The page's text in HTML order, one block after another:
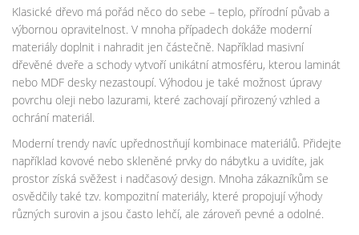
Klasické dřevo má pořád něco do sebe – teplo, přírodní půvab a
výbornou opravitelnost. V mnoha případech dokáže moderní
materiály doplnit i nahradit jen částečně. Například masivní
dřevěné dveře a schody vytvoří unikátní atmosféru, kterou laminát
nebo MDF desky nezastoupí. Výhodou je také možnost úpravy
povrchu oleji nebo lazurami, které zachovají přirozený vzhled a
ochrání materiál.
Moderní trendy navíc upřednostňují kombinace materiálů. Přidejte
například kovové nebo skleněné prvky do nábytku a uvidíte, jak
prostor získá svěžest i nadčasový design. Mnoha zákazníkům se
osvědčily také tzv. kompozitní materiály, které propojují výhody
různých surovin a jsou často lehčí, ale zároveň pevné a odolné.